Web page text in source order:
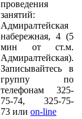
проведения
занятий:
Адмиралтейская
набережная, 4 (5
мин от ст.м.
Адмиралтейская).
Записывайтесь в
группу по
телефонам 325-
75-74, 325-75-
73 или on-line